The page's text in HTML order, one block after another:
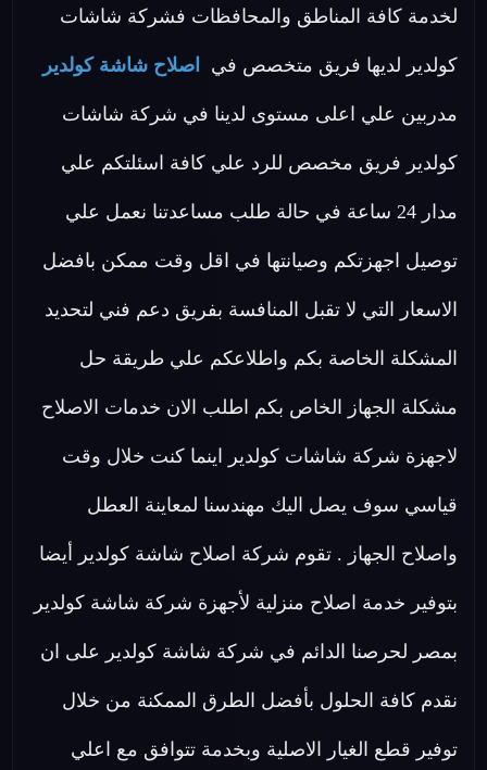
لخدمة كافة المناطق والمحافظات فشركة شاشات
كولدير لديها فريق متخصص في اصلاح شاشة كولدير
مدربين علي اعلى مستوى لدينا في شركة شاشات
كولدير فريق مخصص للرد علي كافة اسئلتكم علي
مدار 24 ساعة في حالة طلب مساعدتنا نعمل علي
توصيل اجهزتكم وصيانتها في اقل وقت ممكن بافضل
الاسعار التي لا تقبل المنافسة بفريق دعم فني لتحديد
المشكلة الخاصة بكم واطلاعكم علي طريقة حل
مشكلة الجهاز الخاص بكم اطلب الان خدمات الاصلاح
لاجهزة شركة شاشات كولدير اينما كنت خلال وقت
قياسي سوف يصل اليك مهندسنا لمعاينة العطل
واصلاح الجهاز . تقوم شركة اصلاح شاشة كولدير أيضا
بتوفير خدمة اصلاح منزلية لأجهزة شركة شاشة كولدير
بمصر لحرصنا الدائم في شركة شاشة كولدير على ان
نقدم كافة الحلول بأفضل الطرق الممكنة من خلال
توفير قطع الغيار الاصلية وبخدمة تتوافق مع اعلي